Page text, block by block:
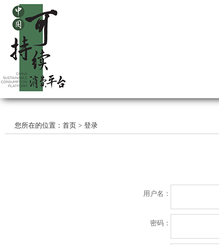
您所在的位置：首页 > 登录
用户名：
密码：